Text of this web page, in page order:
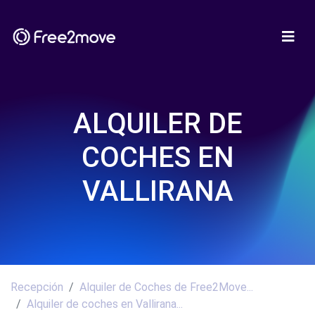
ALQUILER DE
COCHES EN
VALLIRANA
Recepción
Alquiler de Coches de Free2Move...
Alquiler de coches en Vallirana...